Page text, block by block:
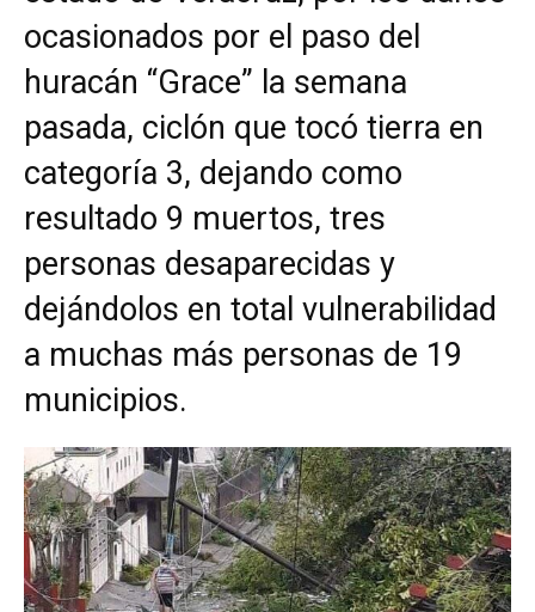
ocasionados por el paso del
huracán “Grace” la semana
pasada, ciclón que tocó tierra en
categoría 3, dejando como
resultado 9 muertos, tres
personas desaparecidas y
dejándolos en total vulnerabilidad
a muchas más personas de 19
municipios.